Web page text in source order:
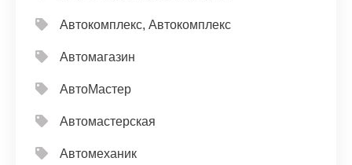
Автокомплекс, Автокомплекс
Автомагазин
АвтоМастер
Автомастерская
Автомеханик